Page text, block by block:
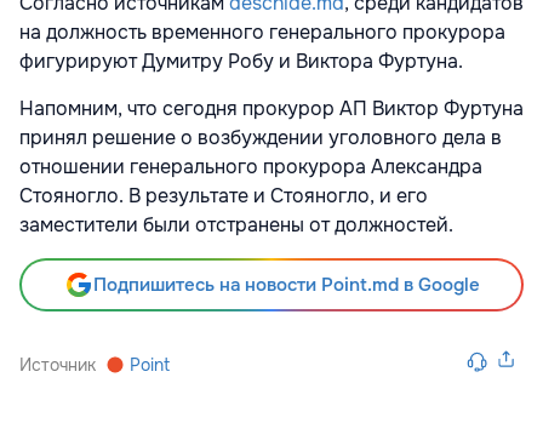
на должность временного генерального прокурора
фигурируют Думитру Робу и Виктора Фуртуна.
Напомним, что сегодня прокурор АП Виктор Фуртуна
принял решение о возбуждении уголовного дела в
отношении генерального прокурора Александра
Стояногло. В результате и Стояногло, и его
заместители были отстранены от должностей.
Подпишитесь на новости Point.md в Google
Источник Point